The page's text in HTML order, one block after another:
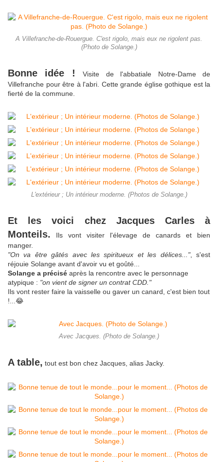
A Villefranche-de-Rouergue. C'est rigolo, mais eux ne rigolent pas.
(Photo de Solange.)
Bonne idée !
Visite de l'abbatiale Notre-Dame de
Villefranche pour être à l'abri. Cette grande église gothique est la
fierté de la commune.
L'extérieur ; Un intérieur moderne. (Photos de Solange.)
Et les voici chez Jacques Carles à
Monteils. Ils vont visiter l'élevage de canards et bien
manger.
"On va être gâtés avec les spiritueux et les délices...", s'est
réjouie Solange avant d'avoir vu et goûté...
Solange a précisé après la rencontre avec le personnage
atypique : "on vient de signer un contrat CDD."
Ils vont rester faire la vaisselle ou gaver un canard, c'est bien tout
!...😂
Avec Jacques. (Photo de Solange.)
A table, tout est bon chez Jacques, alias Jacky.